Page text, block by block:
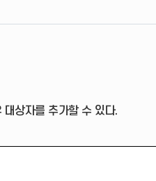
상자를 추가할 수 있다.